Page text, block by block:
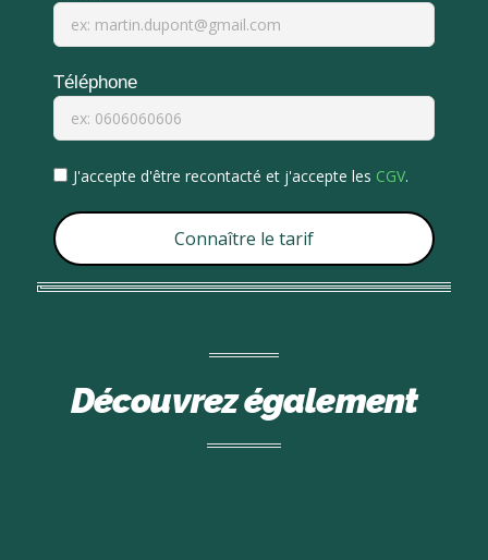
Téléphone
J'accepte d'être recontacté et j'accepte les CGV.
Connaître le tarif
Découvrez également